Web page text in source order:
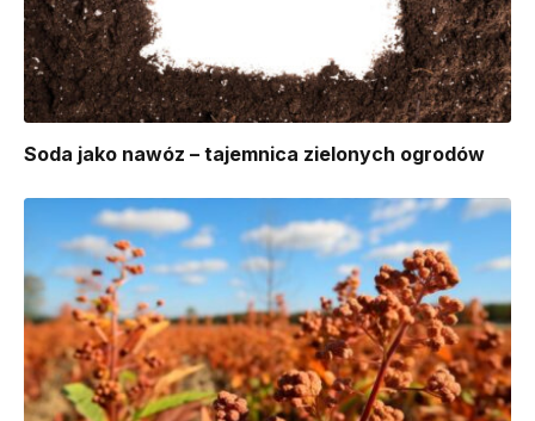
Soda jako nawóz – tajemnica zielonych ogrodów